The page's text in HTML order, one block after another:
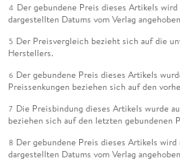
4 Der gebundene Preis dieses Artikels
dargestellten Datums vom Verlag
5 Der Preisvergleich bezieht sich auf die
Herstellers.
6 Der gebundene Preis dieses Artikels
Preissenkungen beziehen sich auf den
7 Die Preisbindung dieses Artikels wurde
beziehen sich auf den letzten gebundenen
8 Der gebundene Preis dieses Artikels
dargestellten Datums vom Verlag